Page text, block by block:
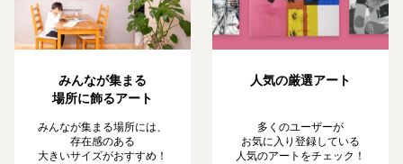
みんなが集まる
場所に飾るアート
みんなが集まる場所には、
存在感のある
大きいサイズがおすすめ！
人気の厳選アート
多くのユーザーが
お気に入り登録している
人気のアートをチェック！